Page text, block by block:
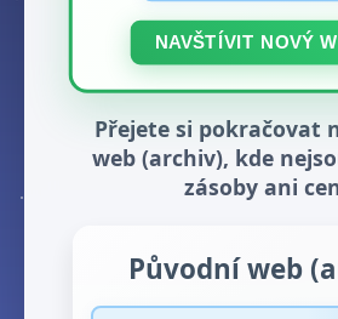
NAVŠTÍVIT NOVÝ
Přejete si pokračovat
web (archiv), kde
zásoby ani
Původní web